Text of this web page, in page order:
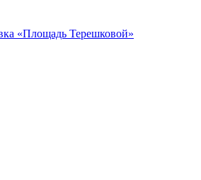
«Площадь Терешковой»